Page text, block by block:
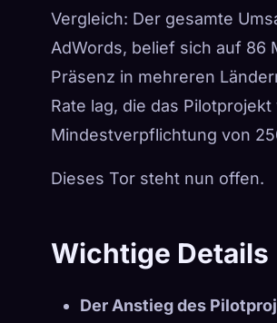
Vergleich: Der gesamte
AdWords, belief sich auf 86
Präsenz in mehreren
Rate lag, die das
Mindestverpflichtung von
Dieses Tor steht nun offen.
Wichtige Details
Der Anstieg des